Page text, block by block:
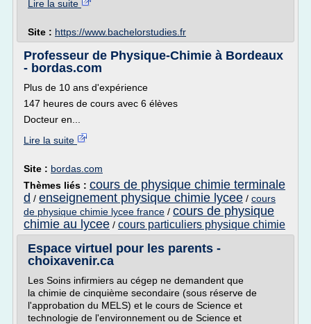
Lire la suite
Site : https://www.bachelorstudies.fr
Professeur de Physique-Chimie à Bordeaux
- bordas.com
Plus de 10 ans d'expérience
147 heures de cours avec 6 élèves
Docteur en...
Lire la suite
Site : bordas.com
Thèmes liés : cours de physique chimie terminale
d / enseignement physique chimie lycee / cours
de physique chimie lycee france / cours de physique
chimie au lycee / cours particuliers physique chimie
Espace virtuel pour les parents -
choixavenir.ca
Les Soins infirmiers au cégep ne demandent que
la chimie de cinquième secondaire (sous réserve de
l'approbation du MELS) et le cours de Science et
technologie de l'environnement ou de Science et